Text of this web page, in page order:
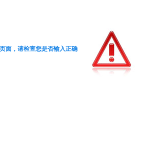
面，请检查您是否输入正确